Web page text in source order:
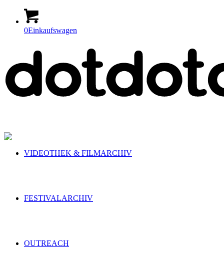
0Einkaufswagen
VIDEOTHEK & FILMARCHIV
FESTIVALARCHIV
OUTREACH